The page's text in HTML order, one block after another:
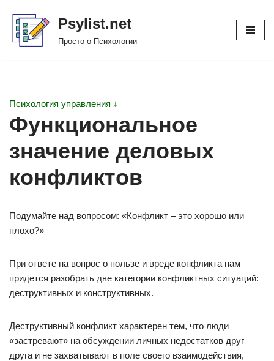
Перейти
Psylist.net
Просто о Психологии
Психология управления ↓
Функциональное
значение деловых
конфликтов
Подумайте над вопросом: «Конфликт – это хорошо или
плохо?»
При ответе на вопрос о пользе и вреде конфликта нам
придется разобрать две категории конфликтных ситуаций:
деструктивных и конструктивных.
Деструктивный конфликт характерен тем, что люди
«застревают» на обсуждении личных недостатков друг
друга и не захватывают в поле своего взаимодействия,